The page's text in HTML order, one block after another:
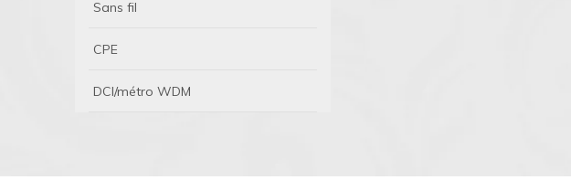
Sans fil
CPE
DCI/métro WDM